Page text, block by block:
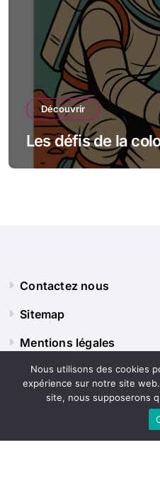
Découvrir
Les défis de la
Contactez nous
Sitemap
Mentions légales
Nous utilisons des cookies
expérience sur notre site
site, nous supposerons